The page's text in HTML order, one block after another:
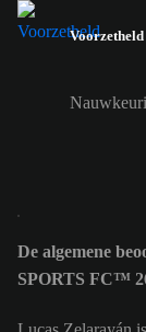
Voorzetheld
De algemene
SPORTS FC™